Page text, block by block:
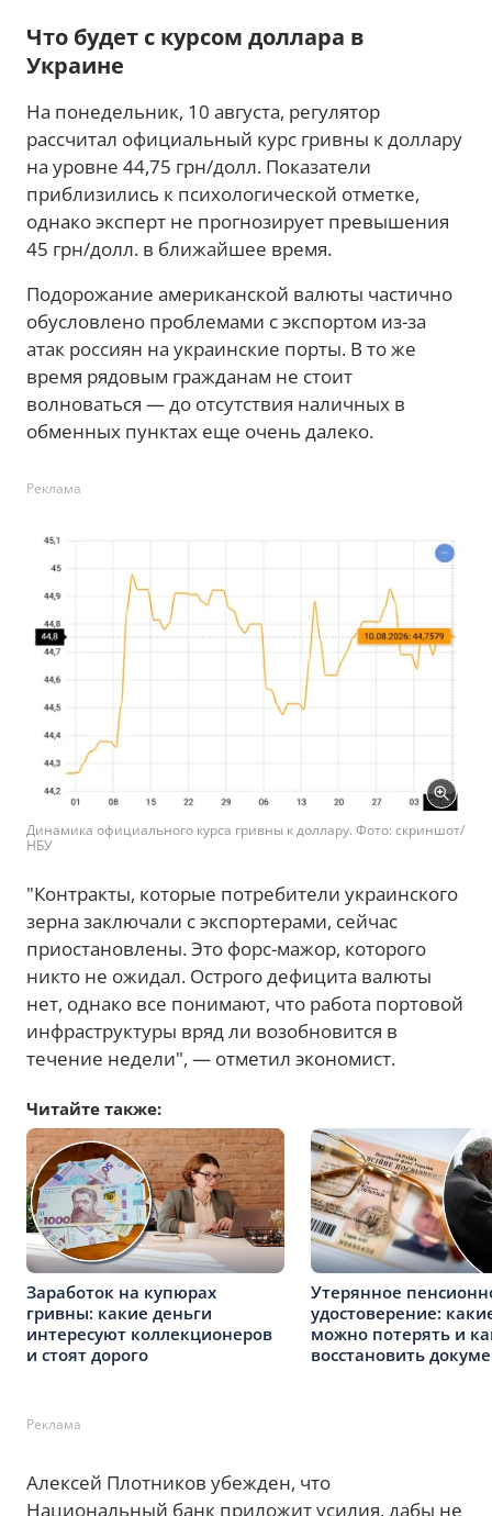
Что будет с курсом доллара в
Украине
На понедельник, 10 августа, регулятор
рассчитал официальный курс гривны к доллару
на уровне 44,75 грн/долл. Показатели
приблизились к психологической отметке,
однако эксперт не прогнозирует превышения
45 грн/долл. в ближайшее время.
Подорожание американской валюты частично
обусловлено проблемами с экспортом из-за
атак россиян на украинские порты. В то же
время рядовым гражданам не стоит
волноваться — до отсутствия наличных в
обменных пунктах еще очень далеко.
Реклама
Динамика официального курса гривны к доллару. Фото: скриншот/
НБУ
"Контракты, которые потребители украинского
зерна заключали с экспортерами, сейчас
приостановлены. Это форс-мажор, которого
никто не ожидал. Острого дефицита валюты
нет, однако все понимают, что работа портовой
инфраструктуры вряд ли возобновится в
течение недели", — отметил экономист.
Читайте также:
Заработок на купюрах
гривны: какие деньги
интересуют коллекционеров
и стоят дорого
Утерянное
удостоверение:
можно потерять и
восстановить
Реклама
Алексей Плотников убежден, что
Национальный банк приложит усилия, дабы не